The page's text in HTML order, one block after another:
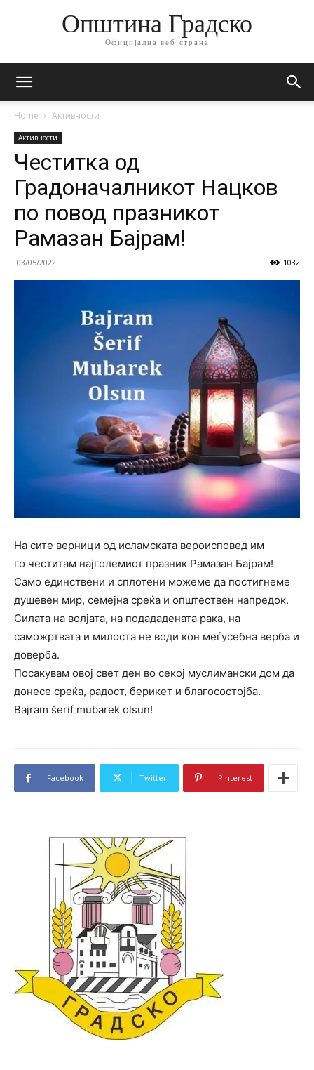
Општина Градско
Официјална веб страна
Home Активности
Активности
Честитка од
Градоначалникот Нацков
по повод празникот
Рамазан Бајрам!
03/05/2022 1032
На сите верници од исламската вероисповед им
го честитам најголемиот празник Рамазан Бајрам!
Само единствени и сплотени можеме да постигнеме
душевен мир, семејна среќа и општествен напредок.
Силата на волјата, на подададената рака, на
саможртвата и милоста не води кон меѓусебна верба и
доверба.
Посакувам овој свет ден во секој муслимански дом да
донесе среќа, радост, берикет и благосостојба.
Bajram šerif mubarek olsun!
Facebook Twitter Pinterest